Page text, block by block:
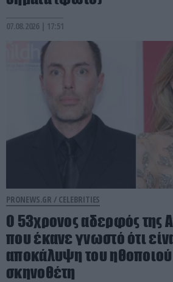
07.08.2026 | 17:51
PRONEWS.GR / CELEBRITIES
Ο 53χρονος αδερφός της
που έκανε γνωστό ότι
αποκάλυψη του ηθοποιού
σκηνοθέτη